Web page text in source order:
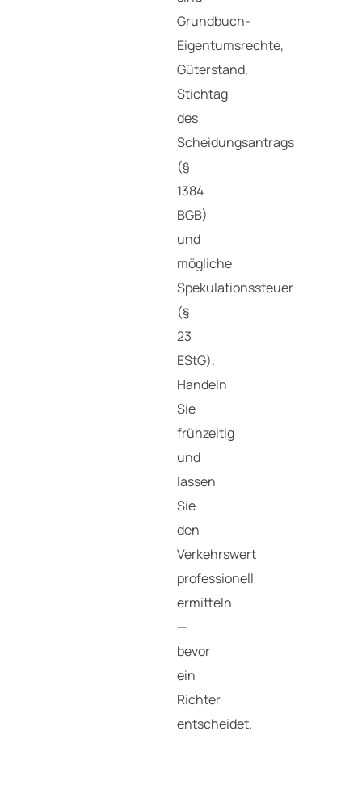
Grundbuch-
Eigentumsrechte,
Güterstand,
Stichtag
des
Scheidungsantrags
(§
1384
BGB)
und
mögliche
Spekulationssteuer
(§
23
EStG).
Handeln
Sie
frühzeitig
und
lassen
Sie
den
Verkehrswert
professionell
ermitteln
—
bevor
ein
Richter
entscheidet.